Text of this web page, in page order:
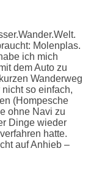
Molenplas.
ich mich
dem Auto zu
Wanderweg
so einfach,
(Hompesche
ohne Navi zu
Dinge wieder
hatte.
auf Anhieb –